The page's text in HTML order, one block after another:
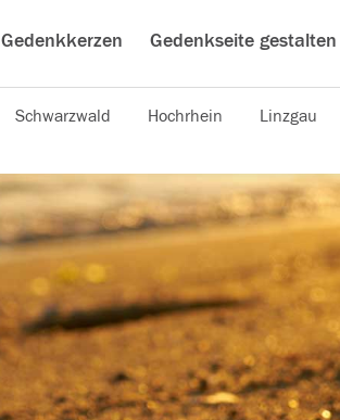
Gedenkkerzen Gedenkseite gestalten
Schwarzwald Hochrhein Linzgau